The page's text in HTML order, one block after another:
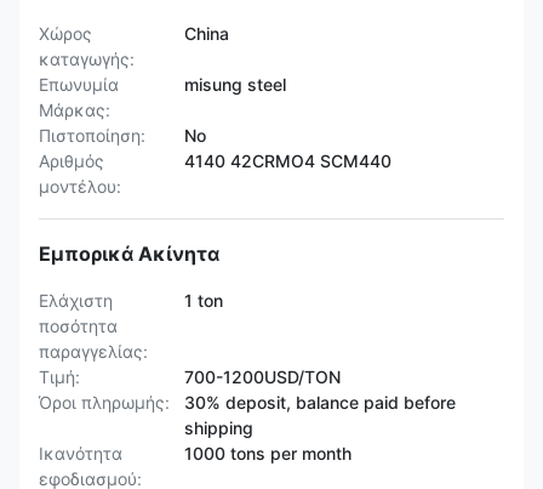
Χώρος
καταγωγής:
China
Επωνυμία
Μάρκας:
misung steel
Πιστοποίηση:
No
Αριθμός
μοντέλου:
4140 42CRMO4 SCM440
Εμπορικά Ακίνητα
Ελάχιστη
ποσότητα
παραγγελίας:
1 ton
Τιμή:
700-1200USD/TON
Όροι πληρωμής:
30% deposit, balance paid before
shipping
Ικανότητα
εφοδιασμού:
1000 tons per month